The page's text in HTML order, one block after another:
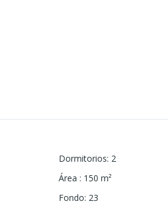
Dormitorios: 2
Área : 150 m²
Fondo: 23